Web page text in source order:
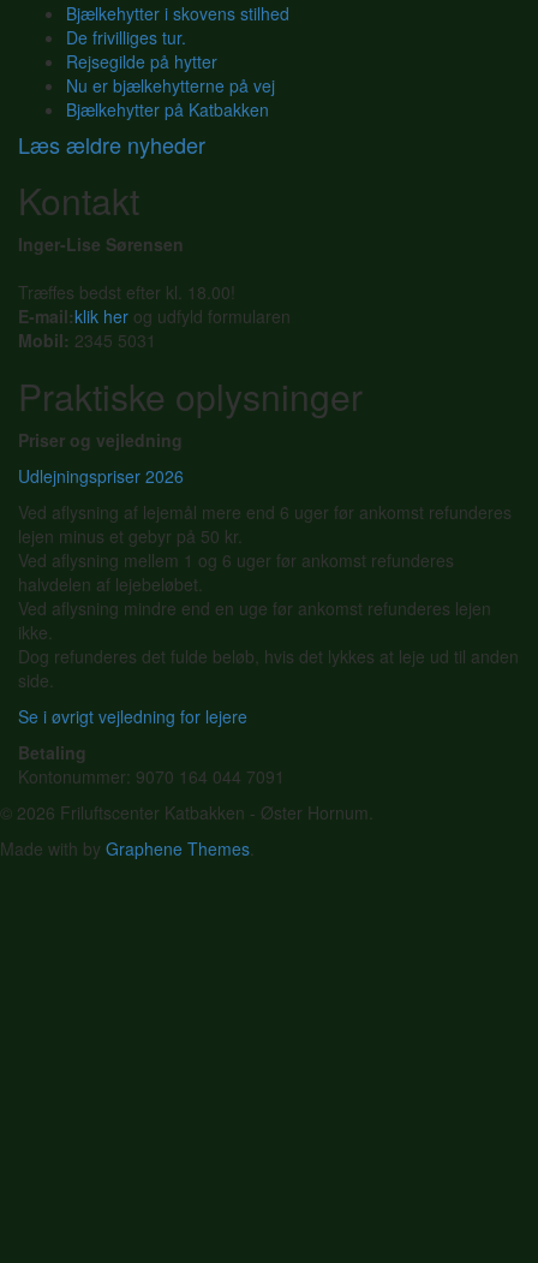
Bjælkehytter i skovens stilhed
De frivilliges tur.
Rejsegilde på hytter
Nu er bjælkehytterne på vej
Bjælkehytter på Katbakken
Læs ældre nyheder
Kontakt
Inger-Lise Sørensen
Træffes bedst efter kl. 18.00!
E-mail:klik her og udfyld formularen
Mobil: 2345 5031
Praktiske oplysninger
Priser og vejledning
Udlejningspriser 2026
Ved aflysning af lejemål mere end 6 uger før ankomst refunderes
lejen minus et gebyr på 50 kr.
Ved aflysning mellem 1 og 6 uger før ankomst refunderes
halvdelen af lejebeløbet.
Ved aflysning mindre end en uge før ankomst refunderes lejen
ikke.
Dog refunderes det fulde beløb, hvis det lykkes at leje ud til anden
side.
Se i øvrigt vejledning for lejere
Betaling
Kontonummer: 9070 164 044 7091
© 2026 Friluftscenter Katbakken - Øster Hornum.
Made with by Graphene Themes.